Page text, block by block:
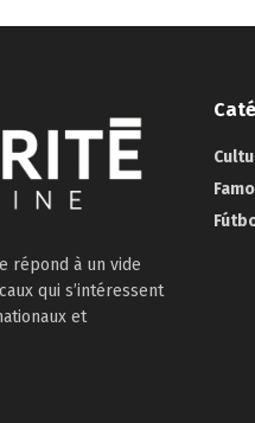
répond à un vide
qui s’intéressent
et